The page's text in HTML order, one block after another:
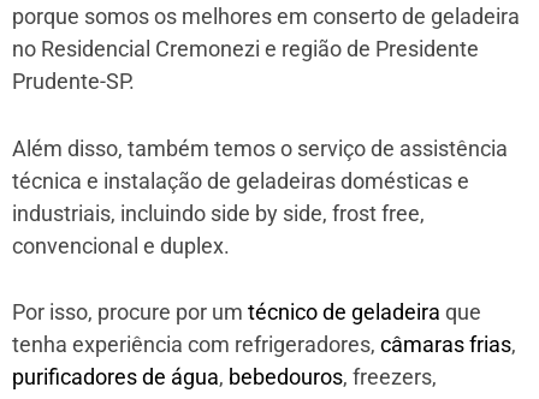
porque somos os melhores em conserto de geladeira
no Residencial Cremonezi e região de Presidente
Prudente-SP.
Além disso, também temos o serviço de assistência
técnica e instalação de geladeiras domésticas e
industriais, incluindo side by side, frost free,
convencional e duplex.
Por isso, procure por um técnico de geladeira que
tenha experiência com refrigeradores, câmaras frias,
purificadores de água, bebedouros, freezers,